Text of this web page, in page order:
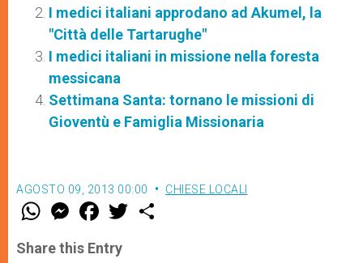
I medici italiani approdano ad Akumel, la
"Città delle Tartarughe"
I medici italiani in missione nella foresta
messicana
Settimana Santa: tornano le missioni di
Gioventù e Famiglia Missionaria
AGOSTO 09, 2013 00:00 CHIESE LOCALI
W
t
s
M
e
s
e
F
a
e
b
w
Share this Entry